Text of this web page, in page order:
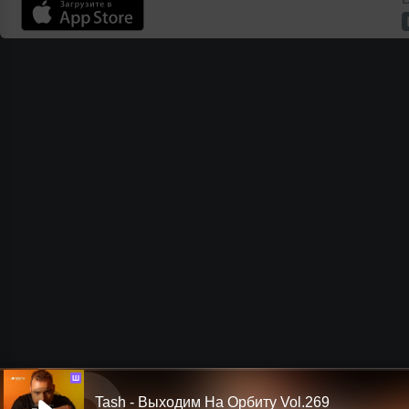
Ш
Tash - Выходим На Орбиту Vol.269